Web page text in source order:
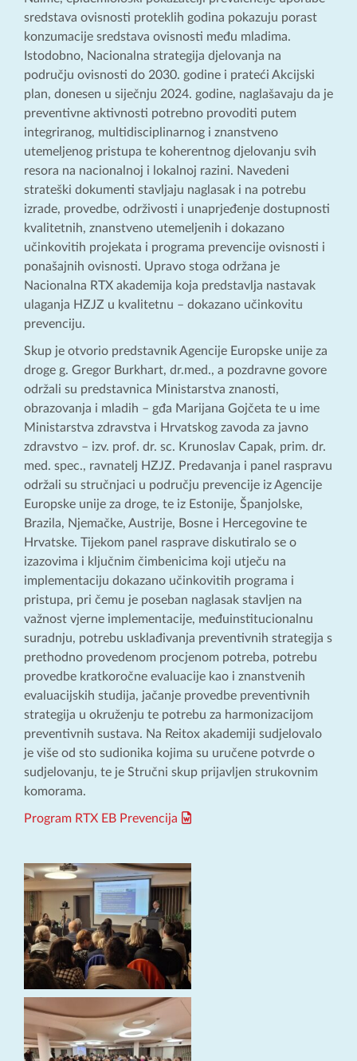
sredstava ovisnosti proteklih godina pokazuju porast
konzumacije sredstava ovisnosti među mladima.
Istodobno, Nacionalna strategija djelovanja na
području ovisnosti do 2030. godine i prateći Akcijski
plan, donesen u siječnju 2024. godine, naglašavaju da je
preventivne aktivnosti potrebno provoditi putem
integriranog, multidisciplinarnog i znanstveno
utemeljenog pristupa te koherentnog djelovanju svih
resora na nacionalnoj i lokalnoj razini. Navedeni
strateški dokumenti stavljaju naglasak i na potrebu
izrade, provedbe, održivosti i unaprjeđenje dostupnosti
kvalitetnih, znanstveno utemeljenih i dokazano
učinkovitih projekata i programa prevencije ovisnosti i
ponašajnih ovisnosti. Upravo stoga održana je
Nacionalna RTX akademija koja predstavlja nastavak
ulaganja HZJZ u kvalitetnu – dokazano učinkovitu
prevenciju.
Skup je otvorio predstavnik Agencije Europske unije za
droge g. Gregor Burkhart, dr.med., a pozdravne govore
održali su predstavnica Ministarstva znanosti,
obrazovanja i mladih – gđa Marijana Gojčeta te u ime
Ministarstva zdravstva i Hrvatskog zavoda za javno
zdravstvo – izv. prof. dr. sc. Krunoslav Capak, prim. dr.
med. spec., ravnatelj HZJZ. Predavanja i panel raspravu
održali su stručnjaci u području prevencije iz Agencije
Europske unije za droge, te iz Estonije, Španjolske,
Brazila, Njemačke, Austrije, Bosne i Hercegovine te
Hrvatske. Tijekom panel rasprave diskutiralo se o
izazovima i ključnim čimbenicima koji utječu na
implementaciju dokazano učinkovitih programa i
pristupa, pri čemu je poseban naglasak stavljen na
važnost vjerne implementacije, međuinstitucionalnu
suradnju, potrebu usklađivanja preventivnih strategija s
prethodno provedenom procjenom potreba, potrebu
provedbe kratkoročne evaluacije kao i znanstvenih
evaluacijskih studija, jačanje provedbe preventivnih
strategija u okruženju te potrebu za harmonizacijom
preventivnih sustava. Na Reitox akademiji sudjelovalo
je više od sto sudionika kojima su uručene potvrde o
sudjelovanju, te je Stručni skup prijavljen strukovnim
komorama.
Program RTX EB Prevencija